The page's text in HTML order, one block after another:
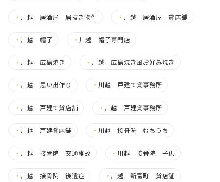
・ 川越 居酒屋 居抜き物件 ・ 川越 居酒屋 貸店舗
・ 川越 帽子 ・ 川越 帽子専門店
・ 川越 広島焼き ・ 川越 広島焼き風お好み焼き
・ 川越 思い出作り ・ 川越 戸建て貸事務所
・ 川越 戸建て貸店舗 ・ 川越 戸建貸事務所
・ 川越 戸建貸店舗 ・ 川越 接骨院 むちうち
・ 川越 接骨院 交通事故 ・ 川越 接骨院 子供
・ 川越 接骨院 後遺症 ・ 川越 新富町 貸店舗